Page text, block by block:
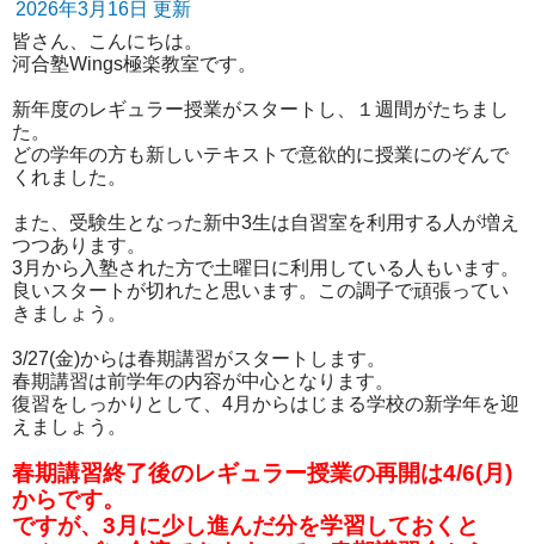
2026年3月16日 更新
皆さん、こんにちは。
河合塾Wings極楽教室です。
新年度のレギュラー授業がスタートし、１週間がたちまし
た。
どの学年の方も新しいテキストで意欲的に授業にのぞんで
くれました。
また、受験生となった新中3生は自習室を利用する人が増え
つつあります。
3月から入塾された方で土曜日に利用している人もいます。
良いスタートが切れたと思います。この調子で頑張ってい
きましょう。
3/27(金)からは春期講習がスタートします。
春期講習は前学年の内容が中心となります。
復習をしっかりとして、4月からはじまる学校の新学年を迎
えましょう。
春期講習終了後のレギュラー授業の再開は4/6(月)
からです。
ですが、3月に少し進んだ分を学習しておくと